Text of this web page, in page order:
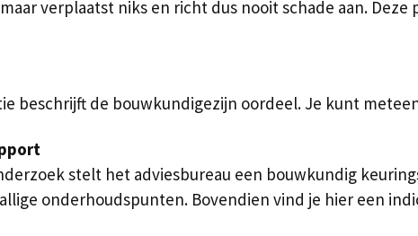
verplaatst niks en richt dus nooit schade aan.
beschrijft de bouwkundigezijn oordeel. Je kunt
stelt het adviesbureau een bouwkundig
onderhoudspunten. Bovendien vind je hier een